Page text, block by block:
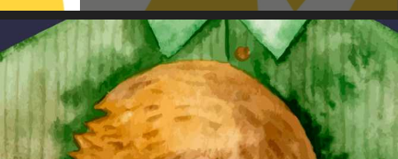
2026. jún 21., vasárnap, 15.00A
gyülekezeti délután a
közösségépítés, a közös gondolkodás
alkalma. Szeretnénk, ha ez az idő a
kötetlen beszélgetésekről, egymás
mélyebb megismeréséről és a